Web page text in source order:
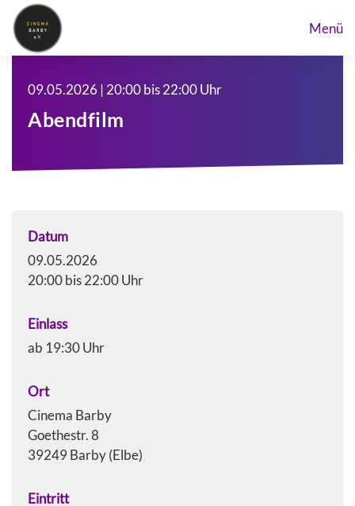
Menü
09.05.2026 | 20:00 bis 22:00 Uhr
Abendfilm
Datum
09.05.2026
20:00 bis 22:00 Uhr
Einlass
ab 19:30 Uhr
Ort
Cinema Barby
Goethestr. 8
39249 Barby (Elbe)
Eintritt